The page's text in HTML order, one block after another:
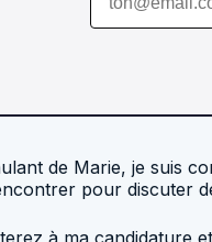
de Marie, je suis
pour discuter
à ma candidature